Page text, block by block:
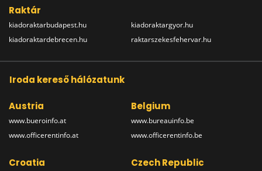
Raktár
kiadoraktarbudapest.hu
kiadoraktardebrecen.hu
kiadoraktargyor.hu
raktarszekesfehervar.hu
Iroda kereső hálózatunk
Austria
www.bueroinfo.at
www.officerentinfo.at
Belgium
www.bureauinfo.be
www.officerentinfo.be
Croatia Czech Republic